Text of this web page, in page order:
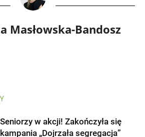
Masłowska-Bandosz
Seniorzy w akcji! Zakończyła się
kampania „Dojrzała segregacja”